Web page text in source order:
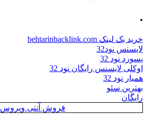
.
خرید بک لینک behtarinbacklink.com
لایسنس نود32
پسورد نود 32
اوکلی لایسنس رایگان نود 32
همیار نود 32
بهترین سئو
رایگان
فروش آنتی ویروس